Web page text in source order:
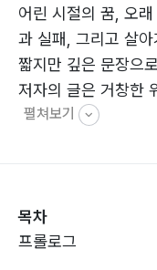
어린 시절의 꿈, 오
과 실패, 그리고 살
짧지만 깊은 문장으
저자의 글은 거창한
평범한 하루 속에서
빠르게 지나가는 일
사람들에게 천천히
펼쳐보기
목차
프롤로그